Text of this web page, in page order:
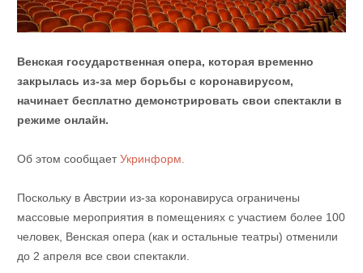
Венская государственная опера, которая временно
закрылась из-за мер борьбы с коронавирусом,
начинает бесплатно демонстрировать свои спектакли в
режиме онлайн.
Об этом сообщаетУкринформ.
Поскольку в Австрии из-за коронавируса ограничены
массовые мероприятия в помещениях с участием более 100
человек, Венская опера (как и остальные театры) отменили
до 2 апреля все свои спектакли.